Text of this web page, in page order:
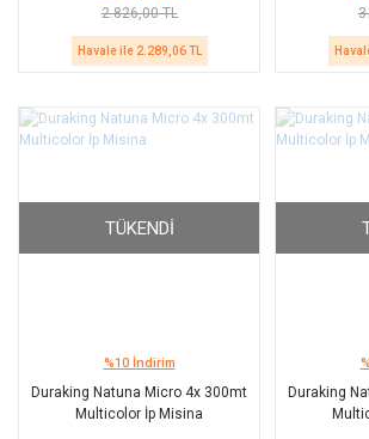
2.826,00 TL
Havale ile 2.289,06 TL
TÜKENDI
%10 İndirim
Duraking Natuna Micro 4x 300mt
Multicolor İp Misina
Duraking